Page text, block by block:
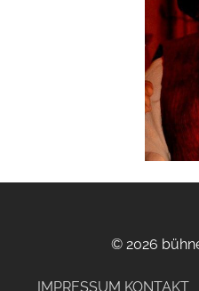
© 2026
IMPRESSUM KONTAKT